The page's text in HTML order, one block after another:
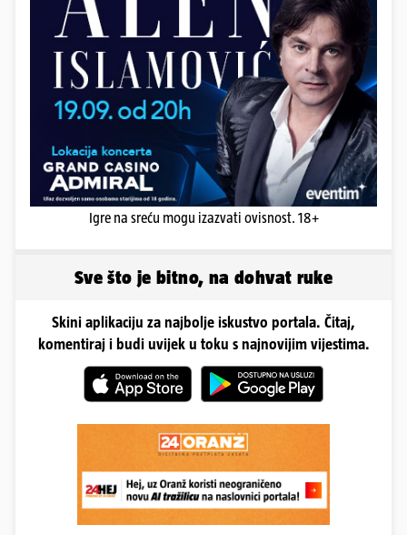
Igre na sreću mogu izazvati ovisnost. 18+
Sve što je bitno, na dohvat ruke
Skini aplikaciju za najbolje iskustvo portala. Čitaj,
komentiraj i budi uvijek u toku s najnovijim vijestima.